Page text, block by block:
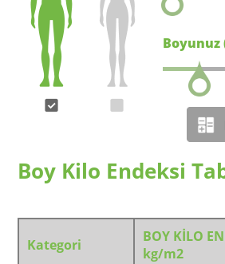
Boyunuz
Boy Kilo Endeksi
Kategori
BOY KİLO
kg/m2